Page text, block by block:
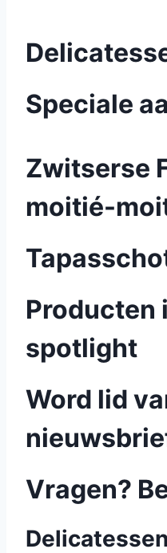
Speciale
Zwitserse
moitié-
Producten
spotlight
Word lid
Vragen?